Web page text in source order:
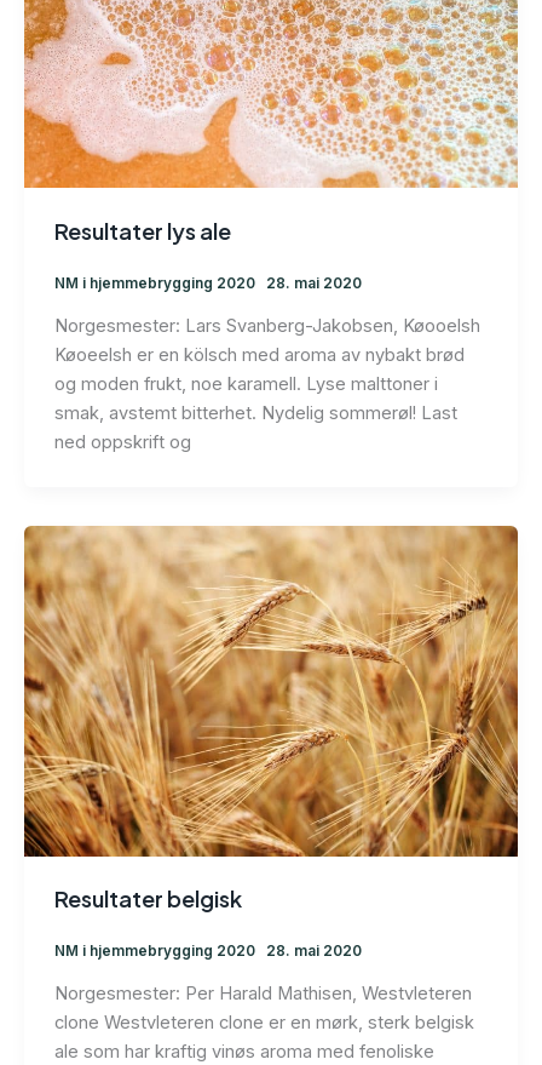
Resultater lys ale
NM i hjemmebrygging 2020 28. mai 2020
Norgesmester: Lars Svanberg-Jakobsen, Køooelsh
Køoeelsh er en kölsch med aroma av nybakt brød
og moden frukt, noe karamell. Lyse malttoner i
smak, avstemt bitterhet. Nydelig sommerøl! Last
ned oppskrift og
Resultater belgisk
NM i hjemmebrygging 2020 28. mai 2020
Norgesmester: Per Harald Mathisen, Westvleteren
clone Westvleteren clone er en mørk, sterk belgisk
ale som har kraftig vinøs aroma med fenoliske